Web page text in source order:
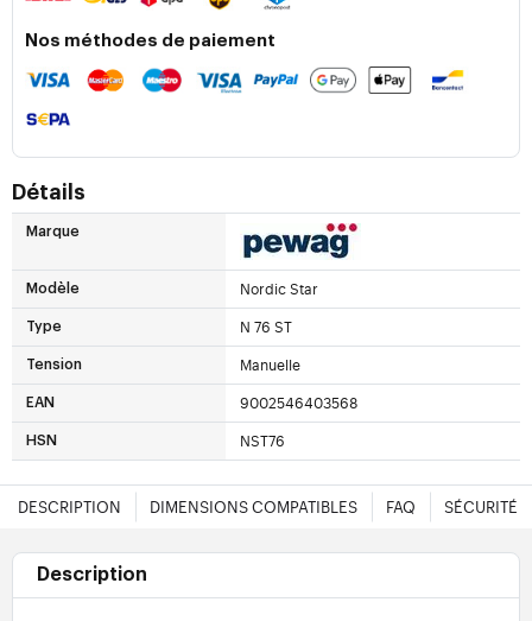
Nos méthodes de paiement
Détails
Marque
Modèle Nordic Star
Type N 76 ST
Tension Manuelle
EAN 9002546403568
HSN NST76
DESCRIPTION DIMENSIONS COMPATIBLES FAQ SÉCURITÉ
Description